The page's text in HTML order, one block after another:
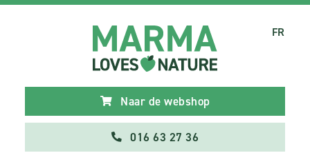
Naar de webshop
016 63 27 36
FR